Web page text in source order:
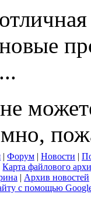
...
| Форум | Новости |
Карта файлового
| Архив новостей
с помощью